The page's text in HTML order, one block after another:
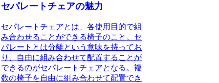
セパレートチェアの魅力
セパレートチェアとは、各使用目的で組
み合わせることができる椅子のこと 。セ
パレートとは分離という意味を持ってお
り、自由に組み合わせて配置することが
できるのがセパレートチェアとなる。複
数の椅子を自由に組み合わせて配置でき